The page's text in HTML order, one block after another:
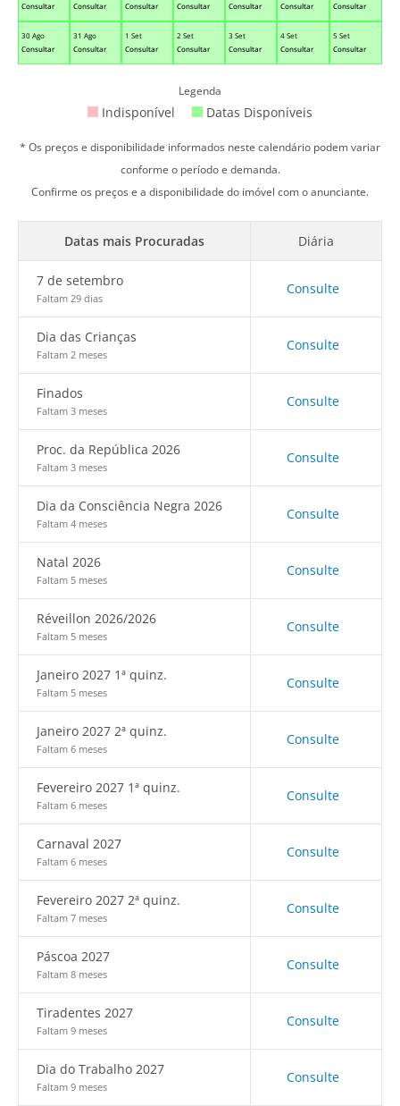
Consultar
Consultar
Consultar
Consultar
Consultar
Consultar
Consultar
30 Ago
Consultar
31 Ago
Consultar
1 Set
Consultar
2 Set
Consultar
3 Set
Consultar
4 Set
Consultar
5 Set
Consultar
Legenda
Indisponível Datas Disponíveis
* Os preços e disponibilidade informados neste calendário podem variar
conforme o período e demanda.
Confirme os preços e a disponibilidade do imóvel com o anunciante.
Datas mais Procuradas Diária
7 de setembro
Faltam 29 dias
Consulte
Dia das Crianças
Faltam 2 meses
Consulte
Finados
Faltam 3 meses
Consulte
Proc. da República 2026
Faltam 3 meses
Consulte
Dia da Consciência Negra 2026
Faltam 4 meses
Consulte
Natal 2026
Faltam 5 meses
Consulte
Réveillon 2026/2026
Faltam 5 meses
Consulte
Janeiro 2027 1ª quinz.
Faltam 5 meses
Consulte
Janeiro 2027 2ª quinz.
Faltam 6 meses
Consulte
Fevereiro 2027 1ª quinz.
Faltam 6 meses
Consulte
Carnaval 2027
Faltam 6 meses
Consulte
Fevereiro 2027 2ª quinz.
Faltam 7 meses
Consulte
Páscoa 2027
Faltam 8 meses
Consulte
Tiradentes 2027
Faltam 9 meses
Consulte
Dia do Trabalho 2027
Faltam 9 meses
Consulte